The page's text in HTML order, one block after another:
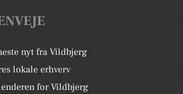
nyt fra Vildbjerg
lokale erhverv
for Vildbjerg